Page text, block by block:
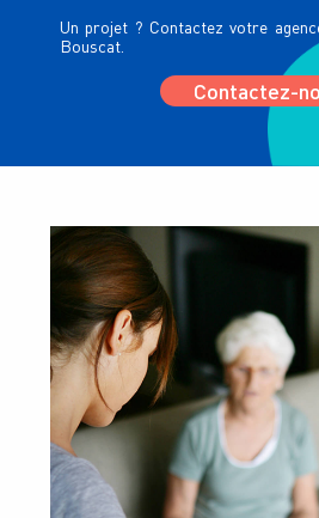
Un projet ? Contactez votre
Bouscat.
Contactez-